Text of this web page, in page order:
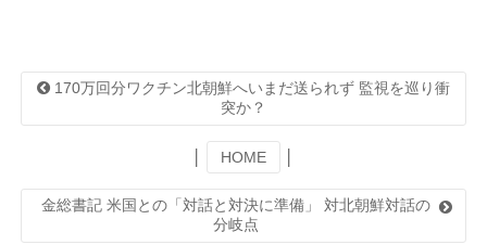
170万回分ワクチン北朝鮮へいまだ送られず 監視を巡り衝
突か？
HOME
金総書記 米国との「対話と対決に準備」 対北朝鮮対話の
分岐点